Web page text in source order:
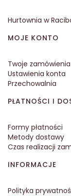
Hurtownia w
MOJE KONTO
Twoje zamówienia
Ustawienia konta
Przechowalnia
PŁATNOŚCI I
Formy płatności
Metody dostawy
Czas realizacji
INFORMACJE
Polityka